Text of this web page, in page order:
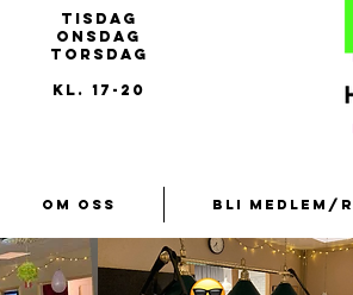
tisdag
onsdag
torsdag
kl. 17-20
Om oss Bli